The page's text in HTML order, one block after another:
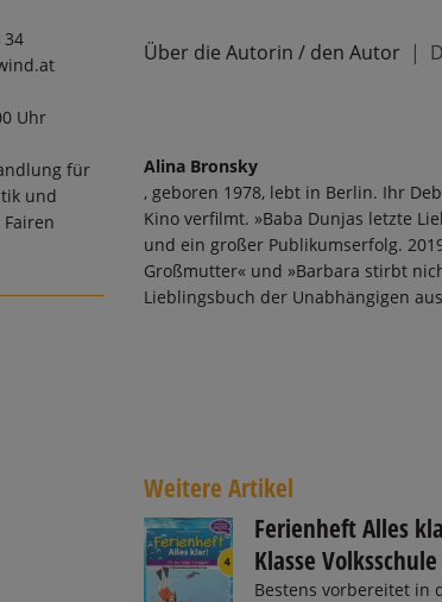
34
Uhr
für
und
Über die Autorin / den Autor
Alina Bronsky
, geboren 1978, lebt in Berlin. Ihr
Kino verfilmt. »Baba Dunjas letzte
und ein großer Publikumserfolg.
Großmutter« und »Barbara stirbt
Lieblingsbuch der Unabhängigen
Weitere Artikel
Ferienheft Alles
Klasse Volksschule
Bestens vorbereitet in